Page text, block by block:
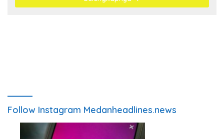
Follow Instagram Medanheadlines.news